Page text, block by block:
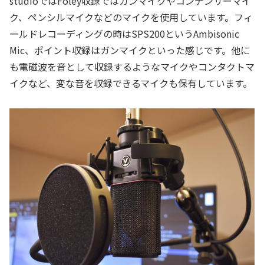
ク、ペンシルマイクなどのマイクを使用しています。フィ
ールドレコーディングの時はSPS200というAmbisonic
Mic、ポイント収録はガンマイクといった感じです。他に
も電磁波を音として収録するようなマイクやコンタクトマ
イクなど、変な音を収録できるマイクも保有しています。